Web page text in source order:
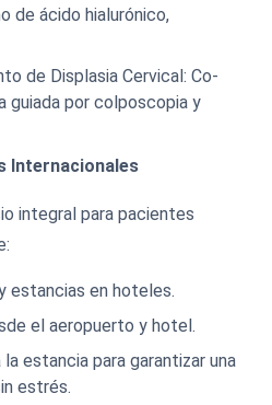
de ácido hialurónico,
de Displasia Cervical: Co-
guiada por colposcopia y
Internacionales
integral para pacientes
estancias en hoteles.
el aeropuerto y hotel.
estancia para garantizar una
estrés.